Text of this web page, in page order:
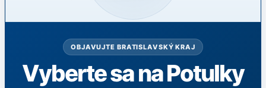
OBJAVUJTE BRATISLAVSKÝ KRAJ
Vyberte sa na Potulky